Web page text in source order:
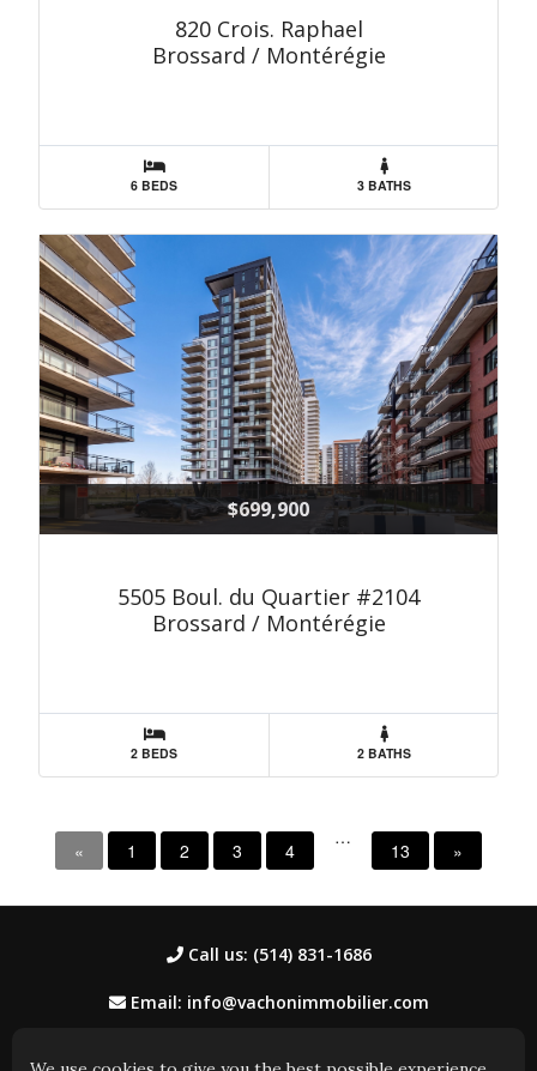
820 Crois. Raphael
Brossard / Montérégie
6 BEDS 3 BATHS
$699,900
5505 Boul. du Quartier #2104
Brossard / Montérégie
2 BEDS 2 BATHS
« 1 2 3 4
…
13 »
Call us: (514) 831-1686
Email: info@vachonimmobilier.com